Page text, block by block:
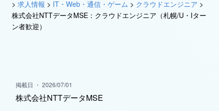
> 求人情報 > IT・Web・通信・ゲーム > クラウドエンジニア >
株式会社NTTデータMSE：クラウドエンジニア（札幌/U・Iター
ン者歓迎）
掲載日 ・ 2026/07/01
株式会社NTTデータMSE